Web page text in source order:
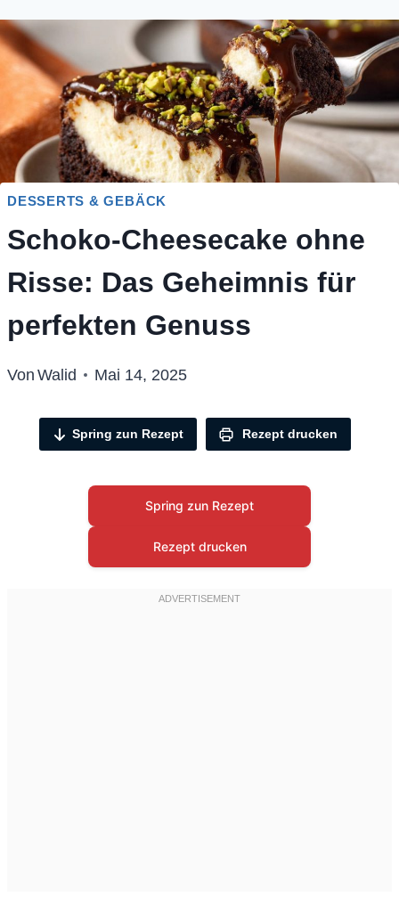
DESSERTS & GEBÄCK
Schoko-Cheesecake ohne
Risse: Das Geheimnis für
perfekten Genuss
Von Walid Mai 14, 2025
Spring zun Rezept Rezept drucken
Spring zun Rezept
Rezept drucken